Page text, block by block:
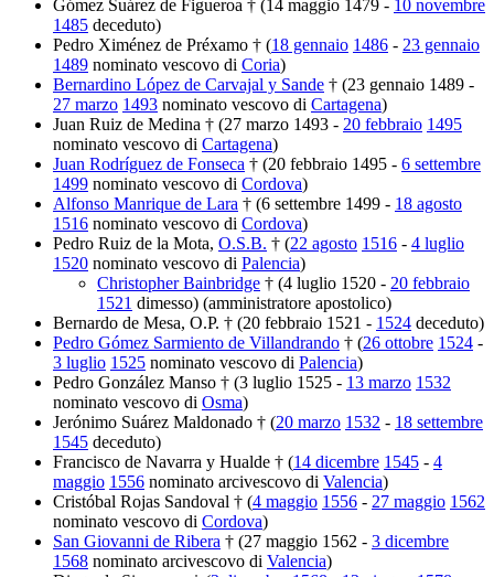
Gómez Suárez de Figueroa † (14 maggio 1479 - 10 novembre
1485 deceduto)
Pedro Ximénez de Préxamo † (18 gennaio 1486 - 23 gennaio
1489 nominato vescovo di Coria)
Bernardino López de Carvajal y Sande † (23 gennaio 1489 -
27 marzo 1493 nominato vescovo di Cartagena)
Juan Ruiz de Medina † (27 marzo 1493 - 20 febbraio 1495
nominato vescovo di Cartagena)
Juan Rodríguez de Fonseca † (20 febbraio 1495 - 6 settembre
1499 nominato vescovo di Cordova)
Alfonso Manrique de Lara † (6 settembre 1499 - 18 agosto
1516 nominato vescovo di Cordova)
Pedro Ruiz de la Mota, O.S.B. † (22 agosto 1516 - 4 luglio
1520 nominato vescovo di Palencia)
Christopher Bainbridge † (4 luglio 1520 - 20 febbraio
1521 dimesso) (amministratore apostolico)
Bernardo de Mesa, O.P. † (20 febbraio 1521 - 1524 deceduto)
Pedro Gómez Sarmiento de Villandrando † (26 ottobre 1524 -
3 luglio 1525 nominato vescovo di Palencia)
Pedro González Manso † (3 luglio 1525 - 13 marzo 1532
nominato vescovo di Osma)
Jerónimo Suárez Maldonado † (20 marzo 1532 - 18 settembre
1545 deceduto)
Francisco de Navarra y Hualde † (14 dicembre 1545 - 4
maggio 1556 nominato arcivescovo di Valencia)
Cristóbal Rojas Sandoval † (4 maggio 1556 - 27 maggio 1562
nominato vescovo di Cordova)
San Giovanni de Ribera † (27 maggio 1562 - 3 dicembre
1568 nominato arcivescovo di Valencia)